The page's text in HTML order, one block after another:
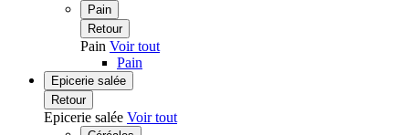
Pain
Retour
Pain Voir tout
Pain
Epicerie salée
Retour
Epicerie salée Voir tout